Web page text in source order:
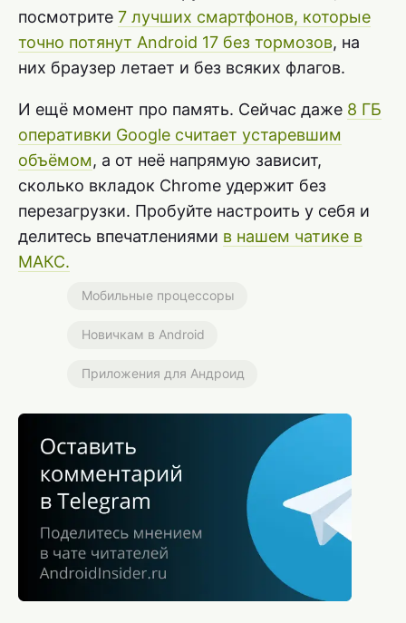
посмотрите 7 лучших смартфонов, которые
точно потянут Android 17 без тормозов, на
них браузер летает и без всяких флагов.
И ещё момент про память. Сейчас даже 8 ГБ
оперативки Google считает устаревшим
объёмом, а от неё напрямую зависит,
сколько вкладок Chrome удержит без
перезагрузки. Пробуйте настроить у себя и
делитесь впечатлениями в нашем чатике в
МАКС.
Мобильные процессоры
Новичкам в Android
Приложения для Андроид